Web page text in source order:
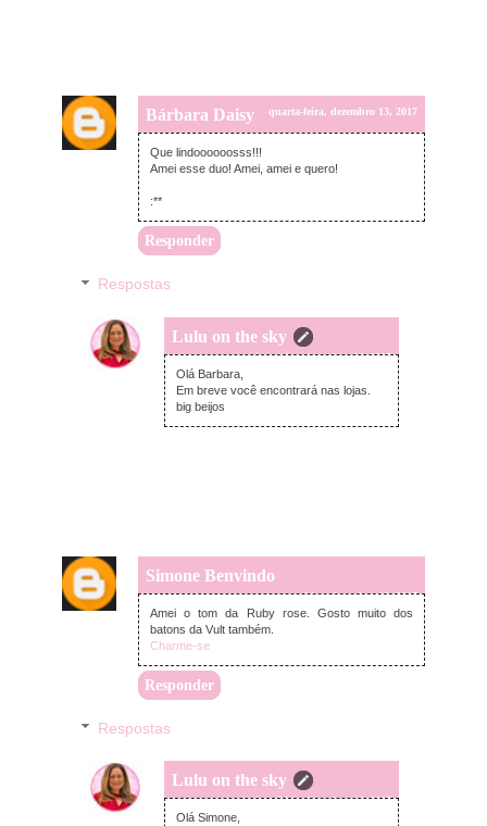
Bárbara Daisy quarta-feira, dezembro 13, 2017
Que lindoooooosss!!!
Amei esse duo! Amei, amei e quero!
:**
Responder
Respostas
Lulu on the sky
quinta-feira, dezembro 14, 2017
Olá Barbara,
Em breve você encontrará nas lojas.
big beijos
Simone Benvindo
quarta-feira, dezembro 13, 2017
Amei o tom da Ruby rose. Gosto muito dos
batons da Vult também.
Charme-se
Responder
Respostas
Lulu on the sky
quinta-feira, dezembro 14, 2017
Olá Simone,